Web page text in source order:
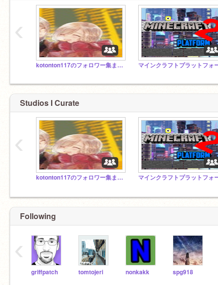
kotonton117のフォロワー集まれ！！
‹
Studios I Curate
kotonton117のフォロワー集まれ！！
‹
Following
griffpatch tomtojeri nonkakk spg918
‹